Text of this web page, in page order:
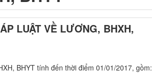
LUẬT VỀ LƯƠNG, BHXH,
BHYT tính đến thời điểm 01/01/2017, gồm: